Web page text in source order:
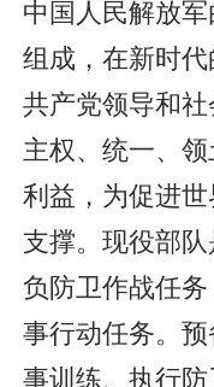
中国人民解放
组成，在新时
共产党领导和
主权、统一、
利益，为促进
支撑。现役部
负防卫作战任
事行动任务。
事训练、执行